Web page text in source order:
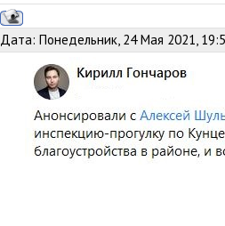
Дата: Понедельник, 24 Мая 2021,